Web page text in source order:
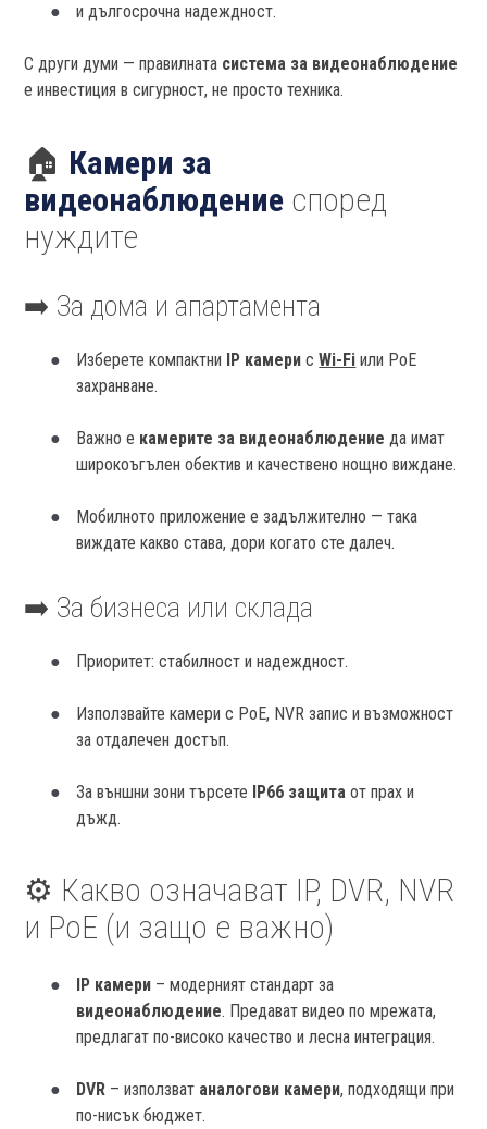
и дългосрочна надеждност.
С други думи — правилната система за видеонаблюдение
е инвестиция в сигурност, не просто техника.
🏠 Камери за
видеонаблюдение според
нуждите
➡️ За дома и апартамента
Изберете компактни IP камери сWi-Fi или PoE
захранване.
Важно е камерите за видеонаблюдение да имат
широкоъгълен обектив и качествено нощно виждане.
Мобилното приложение е задължително — така
виждате какво става, дори когато сте далеч.
➡️ За бизнеса или склада
Приоритет: стабилност и надеждност.
Използвайте камери с PoE, NVR запис и възможност
за отдалечен достъп.
За външни зони търсете IP66 защита от прах и
дъжд.
⚙️ Какво означават IP, DVR, NVR
и PoE (и защо е важно)
IP камери – модерният стандарт за
видеонаблюдение. Предават видео по мрежата,
предлагат по-високо качество и лесна интеграция.
DVR – използват аналогови камери, подходящи при
по-нисък бюджет.